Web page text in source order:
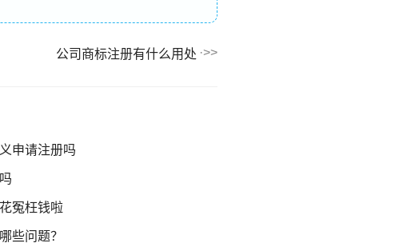
公司商标注册有什么用处
申请注册吗
冤枉钱啦
些问题？